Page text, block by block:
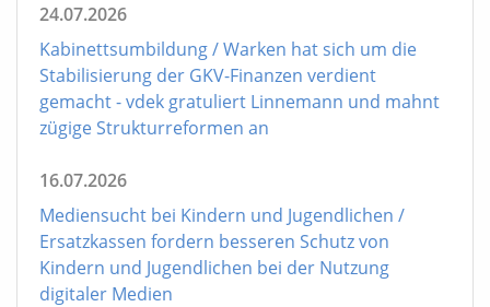
24.07.2026
Kabinettsumbildung / Warken hat sich um die
Stabilisierung der GKV-Finanzen verdient
gemacht - vdek gratuliert Linnemann und mahnt
zügige Strukturreformen an
16.07.2026
Mediensucht bei Kindern und Jugendlichen /
Ersatzkassen fordern besseren Schutz von
Kindern und Jugendlichen bei der Nutzung
digitaler Medien